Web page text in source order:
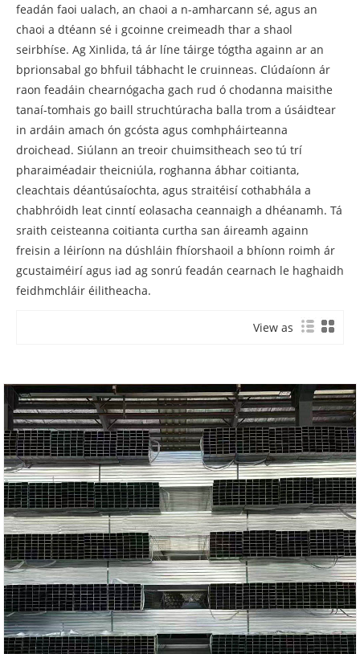
feadán faoi ualach, an chaoi a n-amharcann sé, agus an
chaoi a dtéann sé i gcoinne creimeadh thar a shaol
seirbhíse. Ag Xinlida, tá ár líne táirge tógtha againn ar an
bprionsabal go bhfuil tábhacht le cruinneas. Clúdaíonn ár
raon feadáin chearnógacha gach rud ó chodanna maisithe
tanaí-tomhais go baill struchtúracha balla trom a úsáidtear
in ardáin amach ón gcósta agus comhpháirteanna
droichead. Siúlann an treoir chuimsitheach seo tú trí
pharaiméadair theicniúla, roghanna ábhar coitianta,
cleachtais déantúsaíochta, agus straitéisí cothabhála a
chabhróidh leat cinntí eolasacha ceannaigh a dhéanamh. Tá
sraith ceisteanna coitianta curtha san áireamh againn
freisin a léiríonn na dúshláin fhíorshaoil ​​a bhíonn roimh ár
gcustaiméirí agus iad ag sonrú feadán cearnach le haghaidh
feidhmchláir éilitheacha.
View as